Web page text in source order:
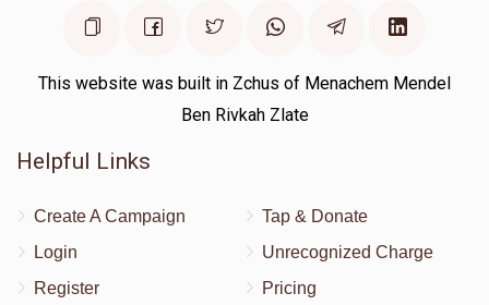
This website was built in Zchus of Menachem Mendel
Ben Rivkah Zlate
Helpful Links
Create A Campaign
Login
Register
Tap & Donate
Unrecognized Charge
Pricing